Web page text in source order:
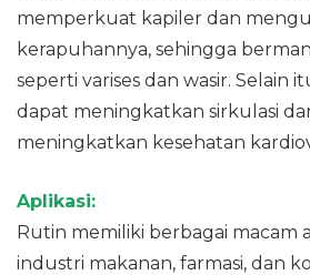
memperkuat kapiler dan
kerapuhannya, sehingga
seperti varises dan wasir. Selain
dapat meningkatkan sirkulasi
meningkatkan kesehatan
Aplikasi:
Rutin memiliki berbagai macam
industri makanan, farmasi, dan